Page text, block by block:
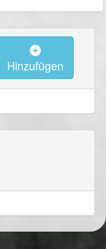
Hinzufügen